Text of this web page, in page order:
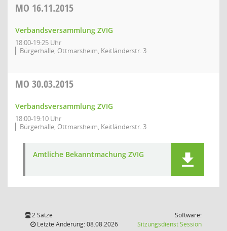
MO 16.11.2015
Verbandsversammlung ZVIG
18:00-19:25 Uhr
Bürgerhalle, Ottmarsheim, Keitländerstr. 3
MO 30.03.2015
Verbandsversammlung ZVIG
18:00-19:10 Uhr
Bürgerhalle, Ottmarsheim, Keitländerstr. 3
Amtliche Bekanntmachung ZVIG
2 Sätze
Letzte Änderung: 08.08.2026
Software:
SitzungsdienstSession(Wird in